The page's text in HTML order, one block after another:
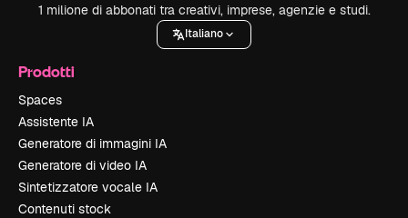
1 milione di abbonati tra creativi, imprese, agenzie e studi.
Italiano
Prodotti
Spaces
Assistente IA
Generatore di immagini IA
Generatore di video IA
Sintetizzatore vocale IA
Contenuti stock